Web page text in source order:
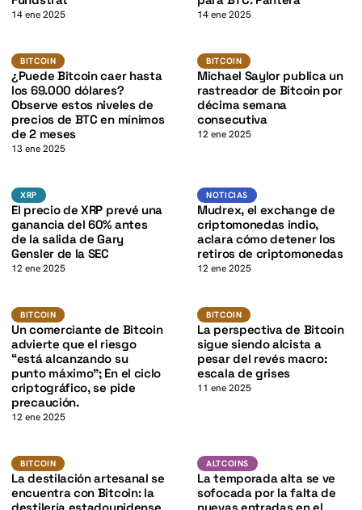
14 ene 2025 14 ene 2025
BITCOIN BTC
BITCOIN
¿Puede Bitcoin caer hasta
los 69.000 dólares?
Observe estos niveles de
precios de BTC en mínimos
de 2 meses
13 ene 2025
BITCOINBTC
BITCOIN
Michael Saylor publica un
rastreador de Bitcoin por
décima semana
consecutiva
12 ene 2025
XRP K
XRP
El precio de XRP prevé una
ganancia del 60% antes
de la salida de Gary
Gensler de la SEC
12 ene 2025
Noticias
NOTICIAS
Mudrex, el exchange de
criptomonedas indio,
aclara cómo detener los
retiros de criptomonedas
12 ene 2025
BITCOINBTC
K
BITCOIN
Un comerciante de Bitcoin
advierte que el riesgo
“está alcanzando su
punto máximo”; En el ciclo
criptográfico, se pide
precaución.
12 ene 2025
BITCOIN
BITCOIN
La perspectiva de Bitcoin
sigue siendo alcista a
pesar del revés macro:
escala de grises
11 ene 2025
BITCOIN BTC
K
BITCOIN
La destilación artesanal se
encuentra con Bitcoin: la
Altcoins
ALTCOINS
La temporada alta se ve
sofocada por la falta de